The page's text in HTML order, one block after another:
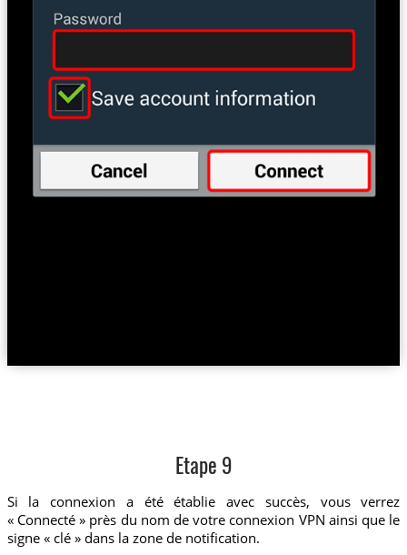
Etape 9
Si la connexion a été établie avec succès, vous verrez
« Connecté » près du nom de votre connexion VPN ainsi que le
signe « clé » dans la zone de notification.